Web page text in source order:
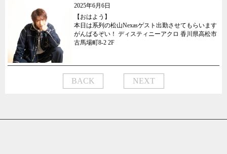
2025年6月6日
【おはよう】
本日は系列の松山Nexasゲスト出勤させてもらいます
がんばるぞい！ ディスティニーアクロ 香川県高松市
古馬場町8-2 2F
BACK NEXT